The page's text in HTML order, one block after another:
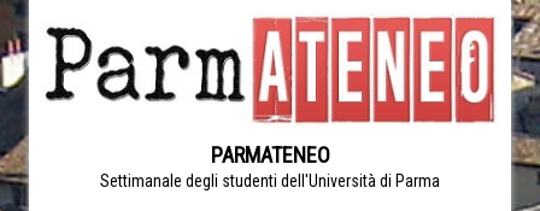
PARMATENEO
Settimanale degli studenti dell'Università di Parma